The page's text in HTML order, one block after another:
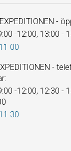
-
-12:00, 13:00 -
00
-
-12:00, 12:30 -
30